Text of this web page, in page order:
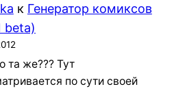
к Генератор комиксов
beta)
та же??? Тут
по сути своей